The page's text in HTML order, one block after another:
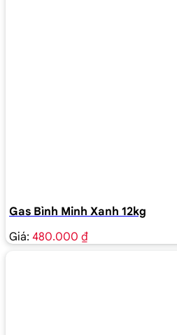
Gas Bình Minh Xanh 12kg
Giá: 480.000 ₫